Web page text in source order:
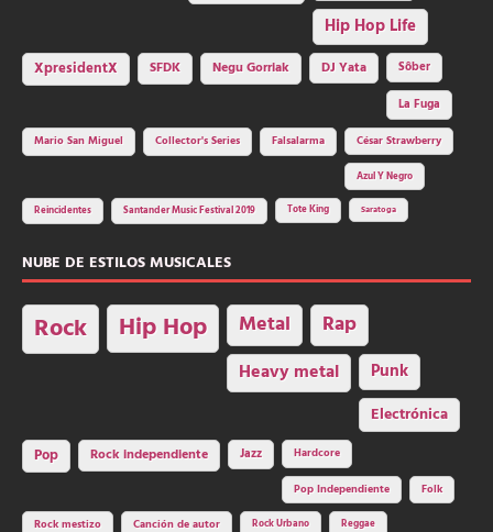
Hip Hop Life
XpresidentX SFDK Negu Gorriak DJ Yata
Sôber
La Fuga
Mario San Miguel
Collector's Series Falsalarma César Strawberry
Azul Y Negro
Reincidentes Santander Music Festival 2019 Tote King Saratoga
NUBE DE ESTILOS MUSICALES
Rock Hip Hop Metal Rap
Heavy metal Punk
Electrónica
Pop Rock independiente Jazz Hardcore
Pop Independiente Folk
Rock mestizo Canción de autor Rock Urbano Reggae